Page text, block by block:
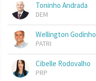
Toninho Andrada
DEM
Wellington Godinho
PATRI
Cibelle Rodovalho
PRP